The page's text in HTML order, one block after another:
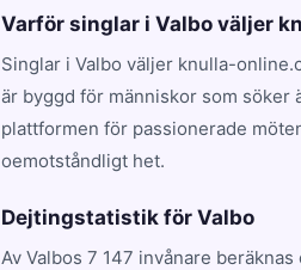
Varför singlar i Valbo väljer
Singlar i Valbo väljer knulla-
är byggd för människor som söker
plattformen för passionerade
oemotståndligt het.
Dejtingstatistik för Valbo
Av Valbos 7 147 invånare